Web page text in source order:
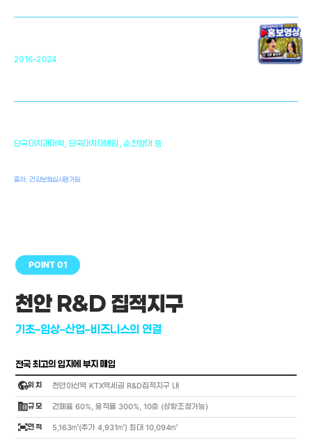
2016-2024 34
단국대치과대학, 단국대치대병원, 순천향대 등
출처: 건강보험심사평가원
POINT 01
천안 R&D 집적지구
기초–임상–산업–비즈니스의 연결
전국 최고의 입지에 부지 매입
globe_location_pin위 치 천안아산역 KTX역세권 R&D집적지구 내
corporate_fare규 모 건폐율 60%, 용적률 300%, 10층 (상향조정가능)
fit_screen면 적 5,163㎡(추가 4,931㎡) 최대 10,094㎡